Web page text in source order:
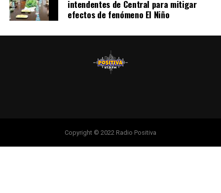
intendentes de Central para mitigar
efectos de fenómeno El Niño
Copyright © 2022 Radio Positiva